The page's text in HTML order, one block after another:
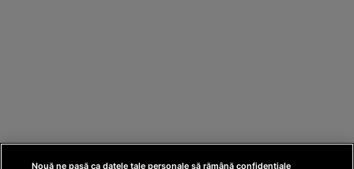
Nouă ne pasă ca datele tale personale să rămână confidențiale